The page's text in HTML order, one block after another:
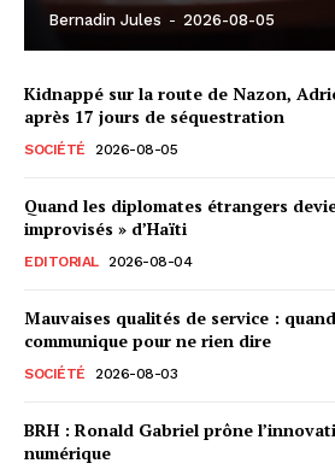
Bernadin Jules - 2026-08-05
Kidnappé sur la route de Nazon,
après 17 jours de séquestration
SOCIÉTÉ 2026-08-05
Quand les diplomates étrangers
improvisés » d’Haïti
EDITORIAL 2026-08-04
Mauvaises qualités de service :
communique pour ne rien dire
SOCIÉTÉ 2026-08-03
BRH : Ronald Gabriel prône
numérique